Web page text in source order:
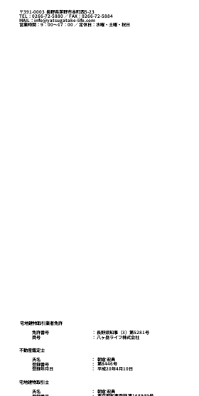
ガラガラの百貨店、建
宅地建物取引業者免許
免許番号
​： 長野県知事（3）第5281号
商号 ​： 八ヶ岳ライフ株式会社
不動産鑑定士
氏名
朝倉 宏典
：
登録番号 第8446号
：
登録年月日 平成20年4月10日
：
宅地建物取引士
氏名
朝倉 宏典
：
〒391-0003 長野県茅野市本町西5-23
TEL：0266-72-5880 ／ FAX：0266-72-5884
MAIL：info@yatsugatake-life.com
営業時間：9：00～17：00 ／ 定休日：水曜・土曜・祝日